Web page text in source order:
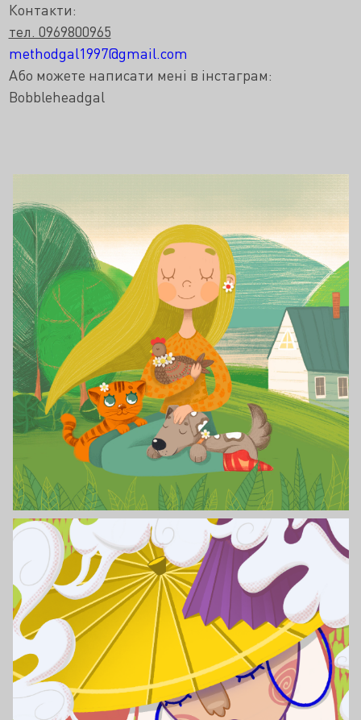
Контакти:
тел. 0969800965
methodgal1997@gmail.com
Або можете написати мені в інстаграм:
Bobbleheadgal